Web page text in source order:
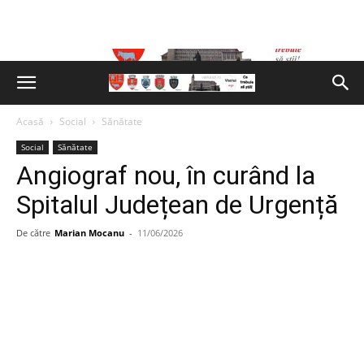
Acasă Social Sănătate
Social Sănătate
Angiograf nou, în curând la
Spitalul Județean de Urgență
De către Marian Mocanu - 11/06/2026